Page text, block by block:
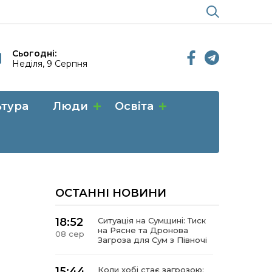
Сьогодні:
Неділя, 9 Серпня
Люди Освіта
ОСТАННІ НОВИНИ
18:52
08 сер
Ситуація на Сумщині: Тиск
на Рясне та Дронова
Загроза для Сум з Півночі
Коли хобі стає загрозою: